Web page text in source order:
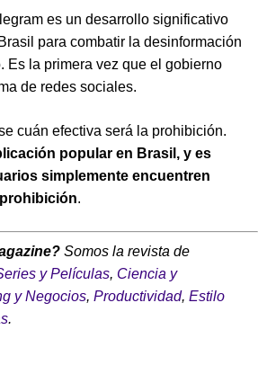
es un desarrollo significativo
para combatir la desinformación
Es la primera vez que el gobierno
de redes sociales.
cuán efectiva será la prohibición.
popular en Brasil, y es
simplemente encuentren
.
Somos la revista de
y Películas, Ciencia y
y Negocios, Productividad, Estilo
.